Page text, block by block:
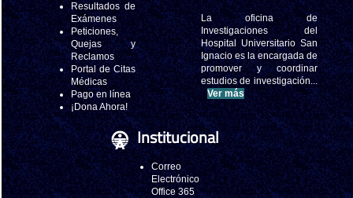
Resultados de
Exámenes
Peticiones,
Quejas y
Reclamos
Portal de Citas
Médicas
Pago en línea
¡Dona Ahora!
La oficina de
Investigaciones del
Hospital Universitario San
Ignacio es la encargada de
promover y coordinar
estudios de investigación...
Ver más
Institucional
Correo
Electrónico
Office 365